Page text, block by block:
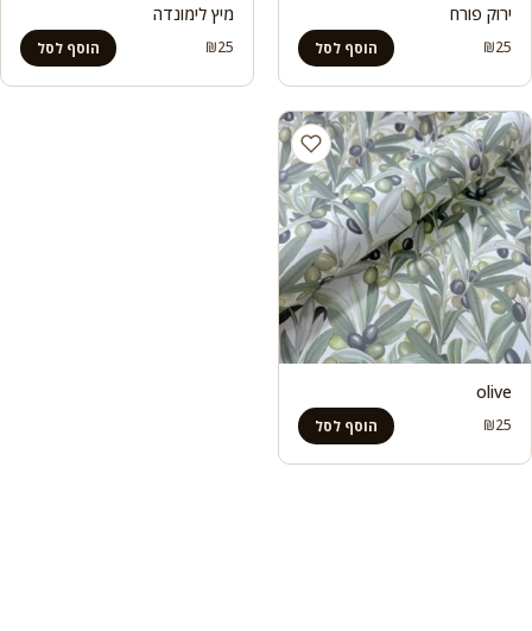
ירוק פורח
₪25 הוסף לסל
מיץ לימונדה
₪25 הוסף לסל
olive
₪25 הוסף לסל